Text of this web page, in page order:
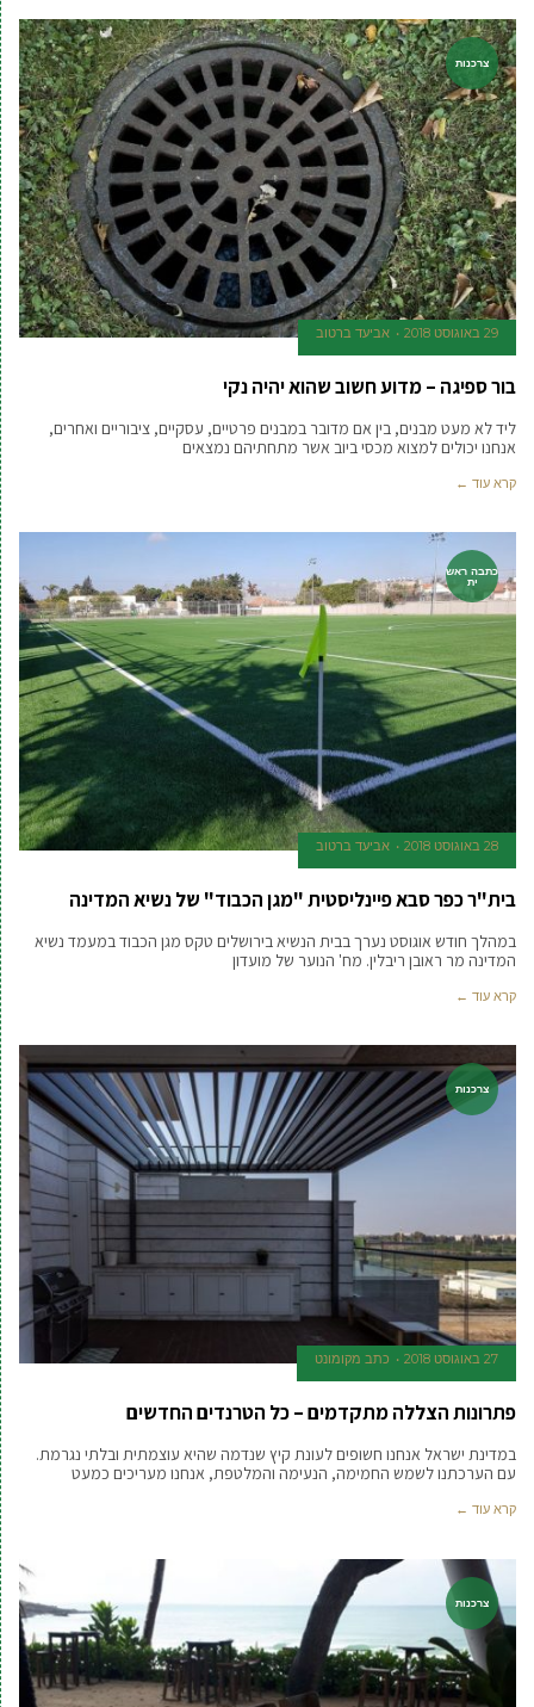
צרכנות
29 באוגוסט 2018 אביעד ברטוב
בור ספיגה – מדוע חשוב שהוא יהיה נקי
ליד לא מעט מבנים, בין אם מדובר במבנים פרטיים, עסקיים, ציבוריים ואחרים,
אנחנו יכולים למצוא מכסי ביוב אשר מתחתיהם נמצאים
קרא עוד ←
כתבה ראש
ית
28 באוגוסט 2018 אביעד ברטוב
בית"ר כפר סבא פיינליסטית "מגן הכבוד" של נשיא המדינה
במהלך חודש אוגוסט נערך בבית הנשיא בירושלים טקס מגן הכבוד במעמד נשיא
המדינה מר ראובן ריבלין. מח' הנוער של מועדון
קרא עוד ←
צרכנות
27 באוגוסט 2018 כתב מקומונט
פתרונות הצללה מתקדמים – כל הטרנדים החדשים
במדינת ישראל אנחנו חשופים לעונת קיץ שנדמה שהיא עוצמתית ובלתי נגרמת.
עם הערכתנו לשמש החמימה, הנעימה והמלטפת, אנחנו מעריכים כמעט
קרא עוד ←
צרכנות